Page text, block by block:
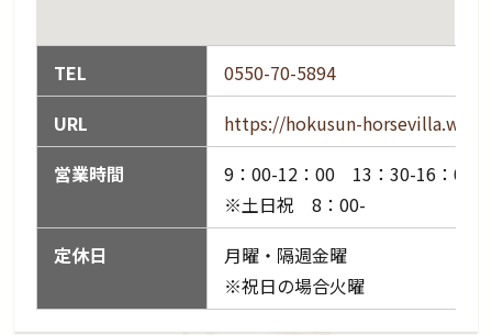
TEL
0550-70-5894
URL
https://hokusun-
営業時間
9：00-12：00 13：30-16：00
※土日祝 8：00-
定休日
月曜・隔週金曜
※祝日の場合火曜